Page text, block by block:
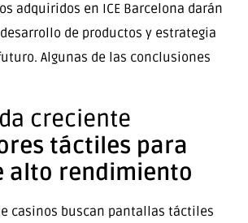
adquiridos en ICE Barcelona darán
de productos y estrategia
Algunas de las conclusiones
creciente
táctiles para
alto rendimiento
casinos buscan pantallas táctiles